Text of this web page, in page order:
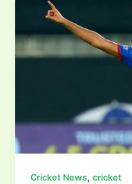
Cricket News,cricket